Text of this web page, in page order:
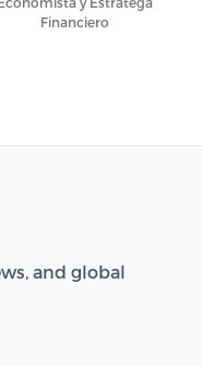
Financiero
and global